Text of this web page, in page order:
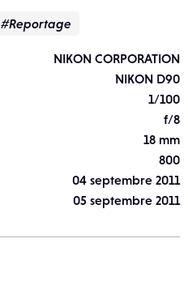
#Reportage
NIKON CORPORATION
NIKON D90
1/100
f/8
18 mm
800
04 septembre 2011
05 septembre 2011